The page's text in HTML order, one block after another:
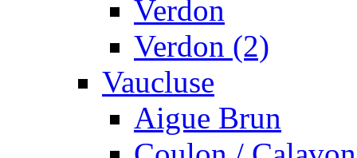
Verdon
Verdon (2)
Vaucluse
Aigue Brun